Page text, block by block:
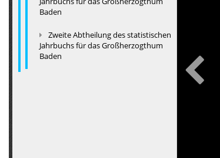
Baden
Zweite Abtheilung des statistischen
Jahrbuchs für das Großherzogthum
Baden